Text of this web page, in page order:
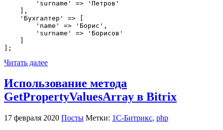
];
Читать далее
Использование метода
GetPropertyValuesArray в Bitrix
17 февраля 2020 Посты Метки: 1С-Битрикс, php